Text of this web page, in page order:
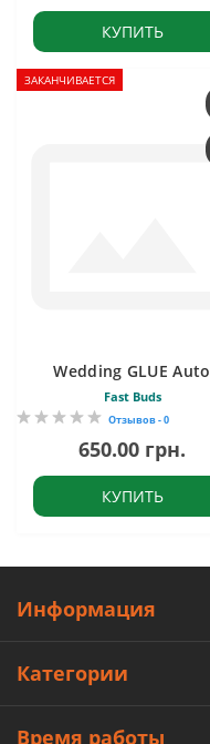
КУПИТЬ
ЗАКАНЧИВАЕТСЯ
Wedding GLUE Auto
Fast Buds
Отзывов - 0
650.00 грн.
КУПИТЬ
Информация
Категории
Время работы